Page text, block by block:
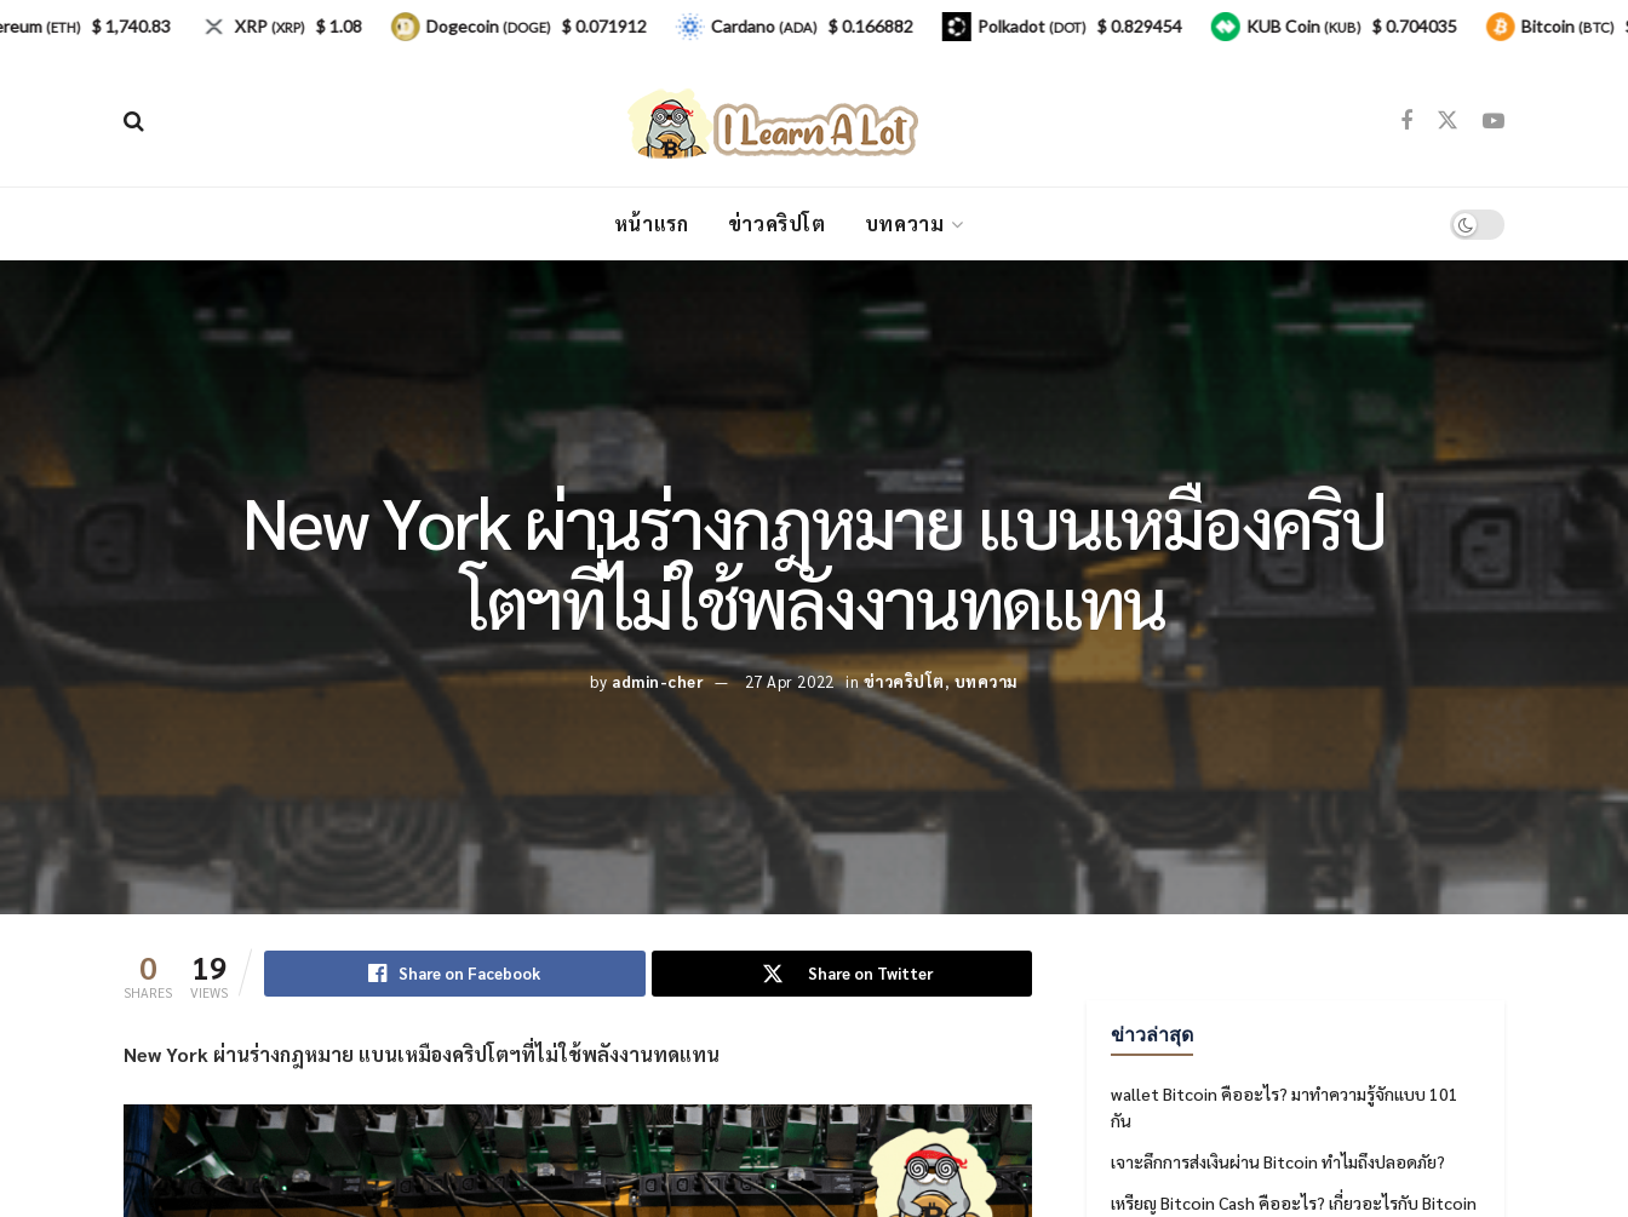
หน้าแรก ข่าวคริปโต บทความ
New York ผ่านร่างกฎหมาย แบนเหมืองคริป
โตฯที่ไม่ใช้พลังงานทดแทน
by admin-cher 27 Apr 2022 in ข่าวคริปโต,บทความ
0
SHARES
19
VIEWS
Share on Facebook Share on Twitter
New York ผ่านร่างกฎหมาย แบนเหมืองคริปโตฯที่ไม่ใช้พลังงานทดแทน
ข่าวล่าสุด
wallet Bitcoin คืออะไร? มาทำความรู้จักแบบ 101
กัน
เจาะลึกการส่งเงินผ่าน Bitcoin ทำไมถึงปลอดภัย?
เหรียญ Bitcoin Cash คืออะไร? เกี่ยวอะไรกับ Bitcoin
$ 1,740.83 XRP(XRP) $ 1.08 Dogecoin(DOGE) $ 0.071912 Cardano(ADA) $ 0.166882 Polkadot(DOT) $ 0.829454 KUB Coin(KUB) $ 0.704035 Bitcoin (BTC) $